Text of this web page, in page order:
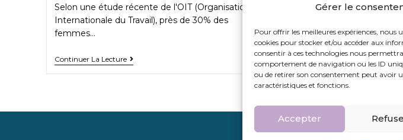
Gérer le
Pour offrir les meilleures expériences, nous
cookies pour stocker et/ou accéder aux
consentir à ces technologies nous
comportement de navigation ou les ID
ou de retirer son consentement peut avoir
caractéristiques et fonctions.
Accepter
Selon une étude récente de l'OIT (Organisation
Internationale du Travail), près de 30% des
femmes…
Continuer La Lecture